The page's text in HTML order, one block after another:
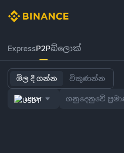
ExpressP2Pබ්ලොක්
මිල දී ගන්න විකුණන්න
USDT